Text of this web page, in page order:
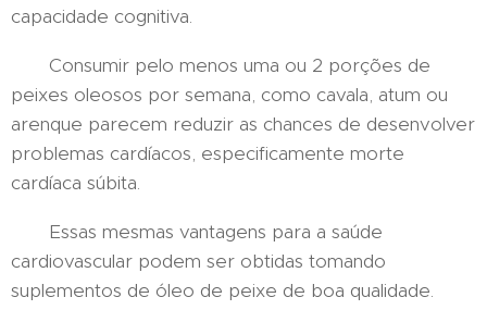
capacidade cognitiva.
Consumir pelo menos uma ou 2 porções de
peixes oleosos por semana, como cavala, atum ou
arenque parecem reduzir as chances de desenvolver
problemas cardíacos, especificamente morte
cardíaca súbita.
Essas mesmas vantagens para a saúde
cardiovascular podem ser obtidas tomando
suplementos de óleo de peixe de boa qualidade.